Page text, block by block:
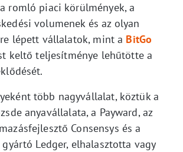
romló piaci körülmények, a
volumenek és az olyan
lépett vállalatok, mint a BitGo
keltő teljesítménye lehűtötte a
több nagyvállalat, köztük a
anyavállalata, a Payward, az
Consensys és a
Ledger, elhalasztotta vagy